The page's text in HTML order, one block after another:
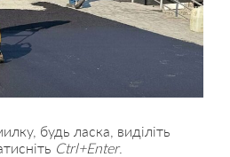
будь ласка, виділіть
Ctrl+Enter.